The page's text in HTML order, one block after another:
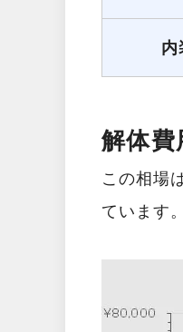
内
解体費
この相場
ています。